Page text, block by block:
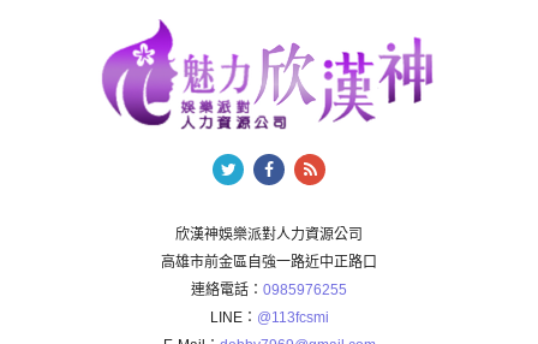
欣漢神娛樂派對人力資源公司
高雄市前金區自強一路近中正路口
連絡電話： 0985976255
LINE： @113fcsmi